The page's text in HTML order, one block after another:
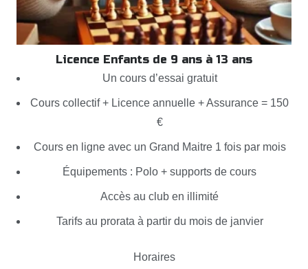
Licence Enfants de 9 ans à 13 ans
Un cours d’essai gratuit
Cours collectif + Licence annuelle + Assurance = 150
€
Cours en ligne avec un Grand Maitre 1 fois par mois
Équipements : Polo + supports de cours
Accès au club en illimité
Tarifs au prorata à partir du mois de janvier
Horaires